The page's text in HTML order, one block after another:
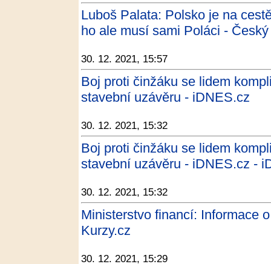
Luboš Palata: Polsko je na
ho ale musí sami Poláci -
30. 12. 2021, 15:57
Boj proti činžáku se lidem
stavební uzávěru - iDNES.cz
30. 12. 2021, 15:32
Boj proti činžáku se lidem
stavební uzávěru - iDNES.cz -
30. 12. 2021, 15:32
Ministerstvo financí: Informace
Kurzy.cz
30. 12. 2021, 15:29